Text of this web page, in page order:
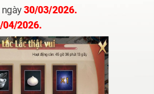
30/03/2026.
2026.